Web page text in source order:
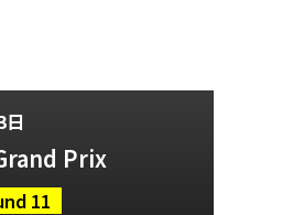
日
Prix
11